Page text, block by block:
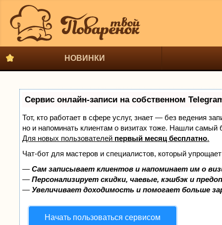
НОВИНКИ
Сервис онлайн-записи на собственном
Тот, кто работает в сфере услуг, знает — без ведения
но и напоминать клиентам о визитах тоже. Нашли
Для новых пользователей первый месяц бесплатно.
Чат-бот для мастеров и специалистов, который
—Сам записывает клиентов и напоминает им о
—Персонализирует скидки, чаевые, кэшбэк и
—Увеличивает доходимость и помогает больше
Начать пользоваться сервисом